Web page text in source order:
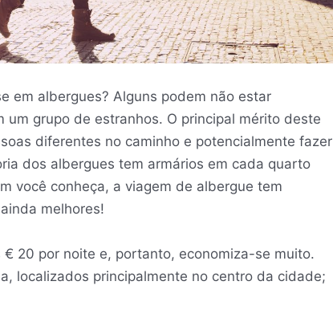
em albergues? Alguns podem não estar
grupo de estranhos. O principal mérito deste
diferentes no caminho e potencialmente fazer
dos albergues tem armários em cada quarto
você conheça, a viagem de albergue tem
melhores!
20 por noite e, portanto, economiza-se muito.
localizados principalmente no centro da cidade;